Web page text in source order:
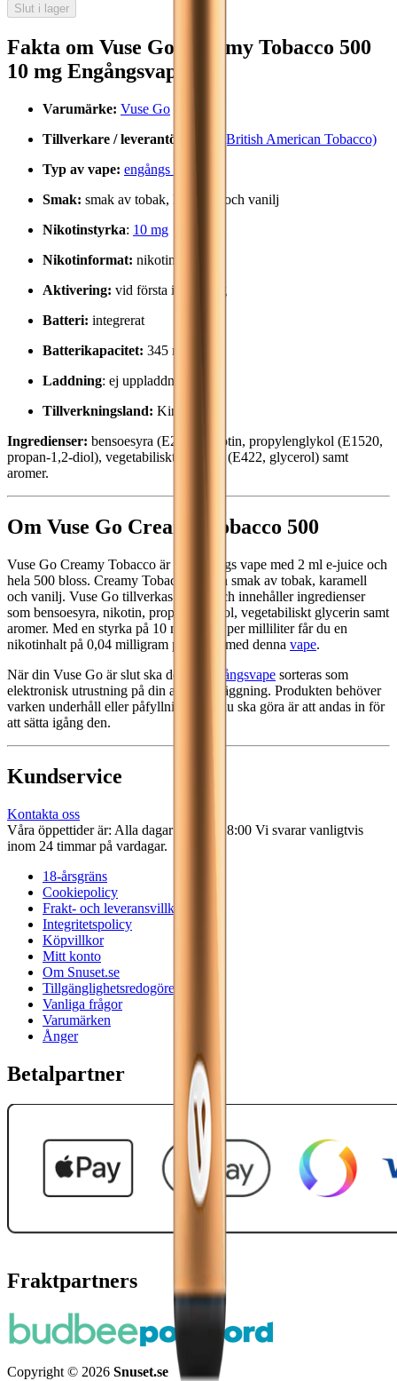
Slut i lager
Fakta om Vuse Go Creamy Tobacco 500
10 mg Engångsvape
Varumärke: Vuse Go
Tillverkare / leverantör:
BAT (British American Tobacco)
Typ av vape: engångs vape
Smak: smak av tobak, karamell och vanilj
Nikotinstyrka: 10 mg
Nikotinformat: nikotinsalter
Aktivering: vid första inhalering
Batteri: integrerat
Batterikapacitet: 345 mAh
Laddning: ej uppladdningsbart
Tillverkningsland: Kina
Ingredienser: bensoesyra (E210), nikotin, propylenglykol (E1520,
propan-1,2-diol), vegetabiliskt glycerin (E422, glycerol) samt
aromer.
Om Vuse Go Creamy Tobacco 500
Vuse Go Creamy Tobacco är en engångs vape med 2 ml e-juice och
hela 500 bloss. Creamy Tobacco har en smak av tobak, karamell
och vanilj. Vuse Go tillverkas i Kina och innehåller ingredienser
som bensoesyra, nikotin, propylenglykol, vegetabiliskt glycerin samt
aromer. Med en styrka på 10 milligram per milliliter får du en
nikotinhalt på 0,04 milligram per bloss med denna vape.
När din Vuse Go är slut ska denna
engångsvape sorteras som
elektronisk utrustning på din avfallsanläggning. Produkten behöver
varken underhåll eller påfyllning. Allt du ska göra är att andas in för
att sätta igång den.
Kundservice
Kontakta oss
Våra öppettider är: Alla dagar 08:00 - 18:00 Vi svarar vanligtvis
inom 24 timmar på vardagar.
18-årsgräns
Cookiepolicy
Frakt- och leveransvillkor
Integritetspolicy
Köpvillkor
Mitt konto
Om Snuset.se
Tillgänglighetsredogörelse
Vanliga frågor
Varumärken
Ånger
Betalpartner
Fraktpartners
Copyright © 2026 Snuset.se